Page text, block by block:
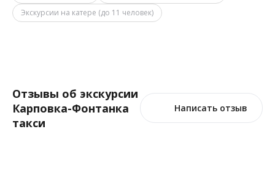
Экскурсии на катере (до 11 человек)
Отзывы об экскурсии
Карповка-Фонтанка
такси
Написать отзыв